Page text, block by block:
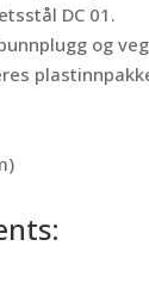
DC 01.
og